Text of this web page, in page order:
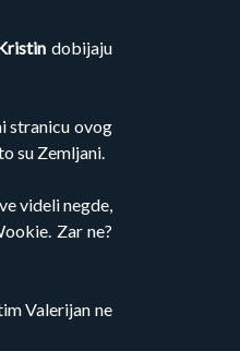
dobijaju
stranicu ovog
su Zemljani.
videli negde,
Zar ne?
Valerijan ne